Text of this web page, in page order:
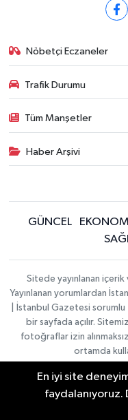
Nöbetçi Eczaneler
Trafik Durumu
Tüm Manşetler
Haber Arşivi
GÜNCEL EKONOMİ
Sitede yayınlanan
Yayınlanan yorumlardan
| İstanbul Gazetesi
bir sayfada açılır.
fotoğraflar izin
ortamda
İletişim
Künye
En iyi site
faydalanıyoruz.